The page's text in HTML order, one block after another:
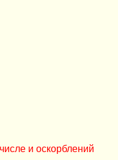
и оскорблений